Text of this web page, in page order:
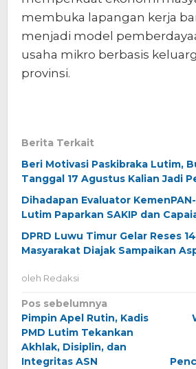
membuka lapangan kerja
menjadi model
usaha mikro berbasis
provinsi.
Berita Terkait
Beri Motivasi Paskibraka Lutim,
Tanggal 17 Agustus Kalian Jadi
Dihadapan Evaluator
Lutim Paparkan SAKIP dan
DPRD Luwu Timur Gelar Reses
Masyarakat Diajak Sampaikan
oleh Redaksi
Navigasi
pos
Pos sebelumnya
Pimpin Apel Rutin, Kadis
PMD Lutim Tekankan
Akhlak, Disiplin, dan
Integritas ASN